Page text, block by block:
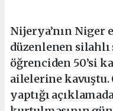
Nijerya’nın Niger
düzenlenen silahlı
öğrenciden 50’si
ailelerine
yaptığı